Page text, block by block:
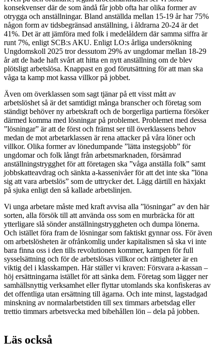
konsekvenser där de som ändå får jobb ofta har olika former av
otrygga och anställningar. Bland anställda mellan 15-19 år har 75%
någon form av tidsbegränsad anställning, i åldrarna 20-24 är det
41%. Det är att jämföra med folk i medelåldern där samma siffra är
runt 7%, enligt SCB:s AKU. Enligt LO:s årliga undersökning
Ungdomskoll 2025 tror dessutom 29% av ungdomar mellan 18-29
år att de hade haft svårt att hitta en nytt anställning om de blev
plötsligt arbetslösa. Knappast en god förutsättning för att man ska
våga ta kamp mot kassa villkor på jobbet.
Även om överklassen som sagt tjänar på ett visst mått av
arbetslöshet så är det samtidigt många branscher och företag som
ständigt behöver ny arbetskraft och de borgerliga partierna försöker
därmed komma med lösningar på problemet. Problemet med dessa
”lösningar” är att de först och främst ser till överklassens behov
medan de mot arbetarklassen är rena attacker på våra löner och
villkor. Olika former av lönedumpande ”lätta instegsjobb” för
ungdomar och folk långt från arbetsmarknaden, försämrad
anställningstrygghet för att företagen ska ”våga anställa folk” samt
jobbskatteavdrag och sänkta a-kassenivåer för att det inte ska ”löna
sig att vara arbetslös” som de uttrycker det. Lägg därtill en häxjakt
på sjuka enligt den så kallade arbetslinjen.
Vi unga arbetare måste med kraft avvisa alla ”lösningar” av den här
sorten, alla försök till att använda oss som en murbräcka för att
ytterligare slå sönder anställningstryggheten och dumpa lönerna.
Och istället föra fram de lösningar som faktiskt gynnar oss. För även
om arbetslösheten är ofrånkomlig under kapitalismen så ska vi inte
bara finna oss i den tills revolutionen kommer, kampen för full
sysselsättning och för de arbetslösas villkor och rättigheter är en
viktig del i klasskampen. Här ställer vi kraven: Försvara a-kassan –
höj ersättningarna istället för att sänka dem. Företag som lägger ner
samhällsnyttig verksamhet eller flyttar utomlands ska konfiskeras av
det offentliga utan ersättning till ägarna. Och inte minst, lagstadgad
minskning av normalarbetstiden till sex timmars arbetsdag eller
trettio timmars arbetsvecka med bibehållen lön – dela på jobben.
Läs också